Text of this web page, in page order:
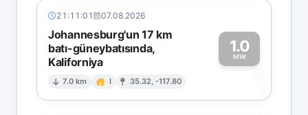
21:11:01 07.08.2026
Johannesburg'un 17 km
batı-güneybatısında,
Kaliforniya
7.0 km I 35.32, -117.80
1.0
MW
1